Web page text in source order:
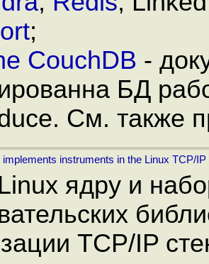
;
CouchDB -
БД
См. также
instruments in the Linux TCP/
ядру и
TCP/IP